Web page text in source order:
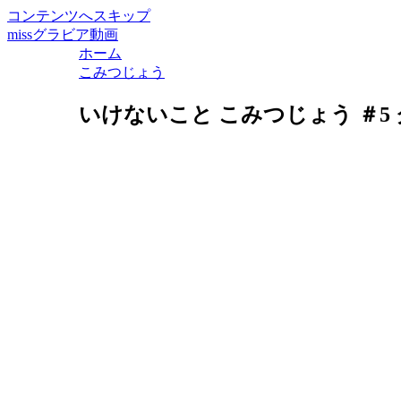
コンテンツへスキップ
missグラビア動画
ホーム
こみつじょう
いけないこと こみつじょう ＃5